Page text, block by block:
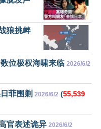
狼挑衅
位极权海啸来临 2026/6/2
菲围剿 2026/6/2 (55,539
官表述诡异 2026/6/2